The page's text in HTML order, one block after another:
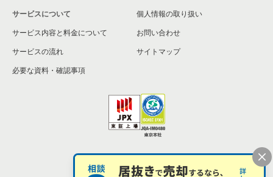
サービスについて
サービス内容と料金について
サービスの流れ
必要な資料・確認事項
個人情報の取り扱い
お問い合わせ
サイトマップ
個人情報の取扱い